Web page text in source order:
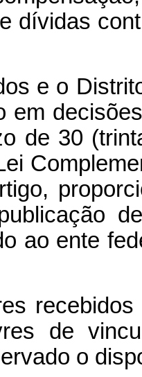
dívidas
e o
em
de 30
ao ente
de
o